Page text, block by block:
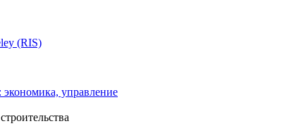
(RIS)
управление